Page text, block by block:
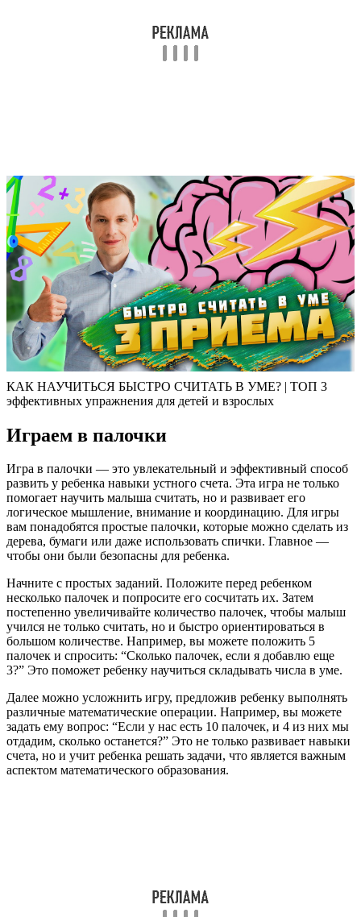
КАК НАУЧИТЬСЯ БЫСТРО СЧИТАТЬ В УМЕ? | ТОП 3
эффективных упражнения для детей и взрослых
Играем в палочки
Игра в палочки — это увлекательный и эффективный способ
развить у ребенка навыки устного счета. Эта игра не только
помогает научить малыша считать, но и развивает его
логическое мышление, внимание и координацию. Для игры
вам понадобятся простые палочки, которые можно сделать из
дерева, бумаги или даже использовать спички. Главное —
чтобы они были безопасны для ребенка.
Начните с простых заданий. Положите перед ребенком
несколько палочек и попросите его сосчитать их. Затем
постепенно увеличивайте количество палочек, чтобы малыш
учился не только считать, но и быстро ориентироваться в
большом количестве. Например, вы можете положить 5
палочек и спросить: “Сколько палочек, если я добавлю еще
3?” Это поможет ребенку научиться складывать числа в уме.
Далее можно усложнить игру, предложив ребенку выполнять
различные математические операции. Например, вы можете
задать ему вопрос: “Если у нас есть 10 палочек, и 4 из них мы
отдадим, сколько останется?” Это не только развивает навыки
счета, но и учит ребенка решать задачи, что является важным
аспектом математического образования.